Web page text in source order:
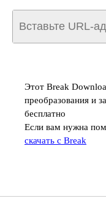
Этот Break
преобразования и
бесплатно
Если вам нужна
скачать с Break